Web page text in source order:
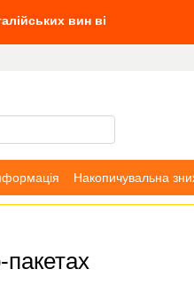
вин від 10 л вин, та Villa
Накопичувальна